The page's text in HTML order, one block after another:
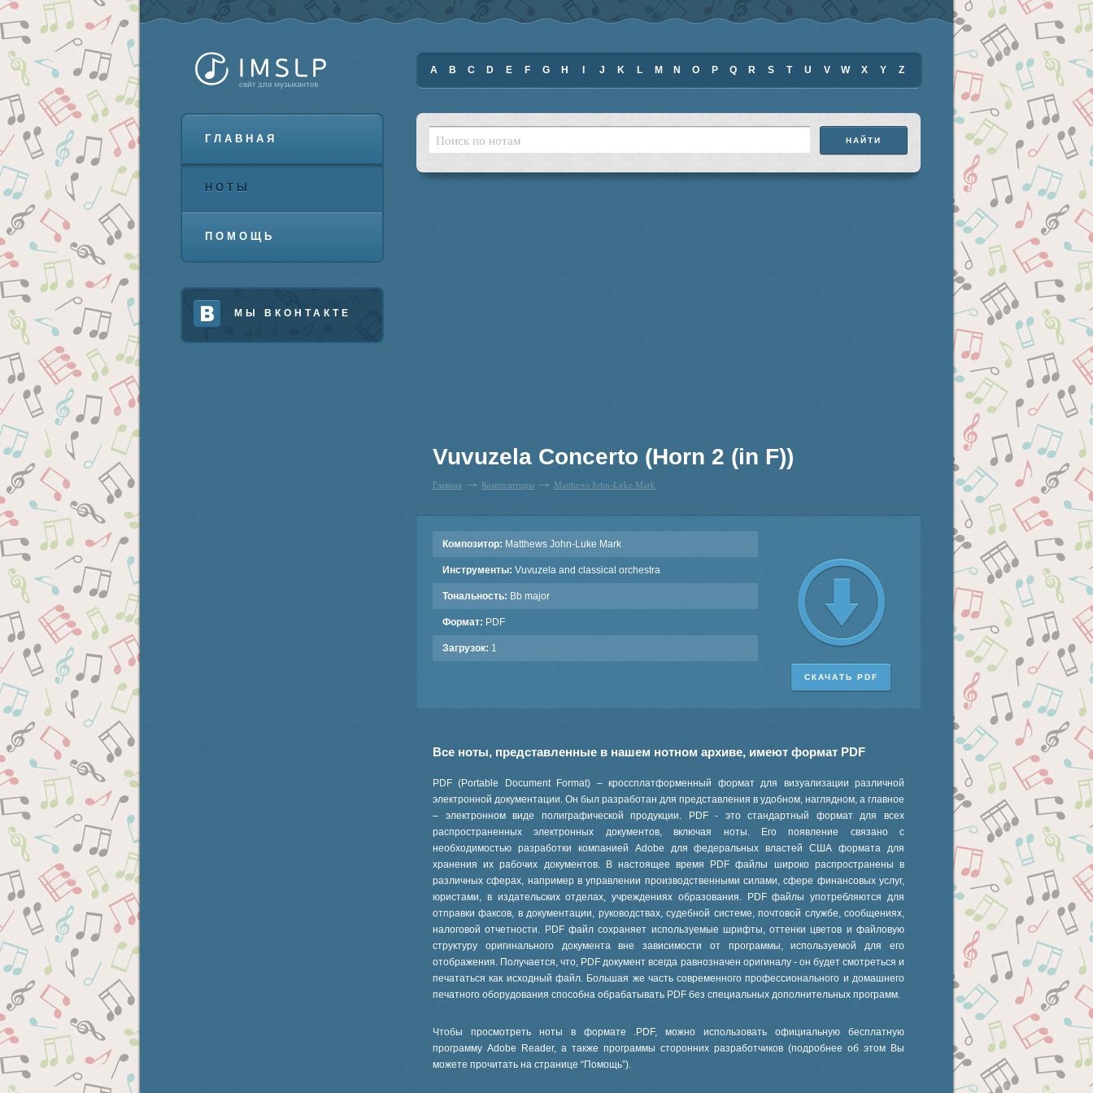
ГЛАВНАЯ
НОТЫ
ПОМОЩЬ
МЫ ВКОНТАКТЕ
A B C D E F G H J K L M N O P Q R S T U V W X Y Z
Vuvuzela Concerto (Horn 2 (in F))
Главная Композиторы Matthews John-Luke Mark
Композитор: Matthews John-Luke Mark
Инструменты: Vuvuzela and classical orchestra
Тональность: Bb major
Формат: PDF
Загрузок: 1
СКАЧАТЬ PDF
Все ноты, представленные в нашем нотном архиве, имеют формат PDF
PDF (Portable Document Format) – кроссплатформенный формат для визуализации различной
электронной документации. Он был разработан для представления в удобном, наглядном, а главное
– электронном виде полиграфической продукции. PDF - это стандартный формат для всех
распространенных электронных документов, включая ноты. Его появление связано с
необходимостью разработки компанией Adobe для федеральных властей США формата для
хранения их рабочих документов. В настоящее время PDF файлы широко распространены в
различных сферах, например в управлении производственными силами, сфере финансовых услуг,
юристами, в издательских отделах, учреждениях образования. PDF файлы употребляются для
отправки факсов, в документации, руководствах, судебной системе, почтовой службе, сообщениях,
налоговой отчетности. PDF файл сохраняет используемые шрифты, оттенки цветов и файловую
структуру оригинального документа вне зависимости от программы, используемой для его
отображения. Получается, что, PDF документ всегда равнозначен оригиналу - он будет смотреться и
печататься как исходный файл. Большая же часть современного профессионального и домашнего
печатного оборудования способна обрабатывать PDF без специальных дополнительных программ.
Чтобы просмотреть ноты в формате .PDF, можно использовать официальную бесплатную
программу Adobe Reader, а также программы сторонних разработчиков (подробнее об этом Вы
можете прочитать на странице “Помощь”).